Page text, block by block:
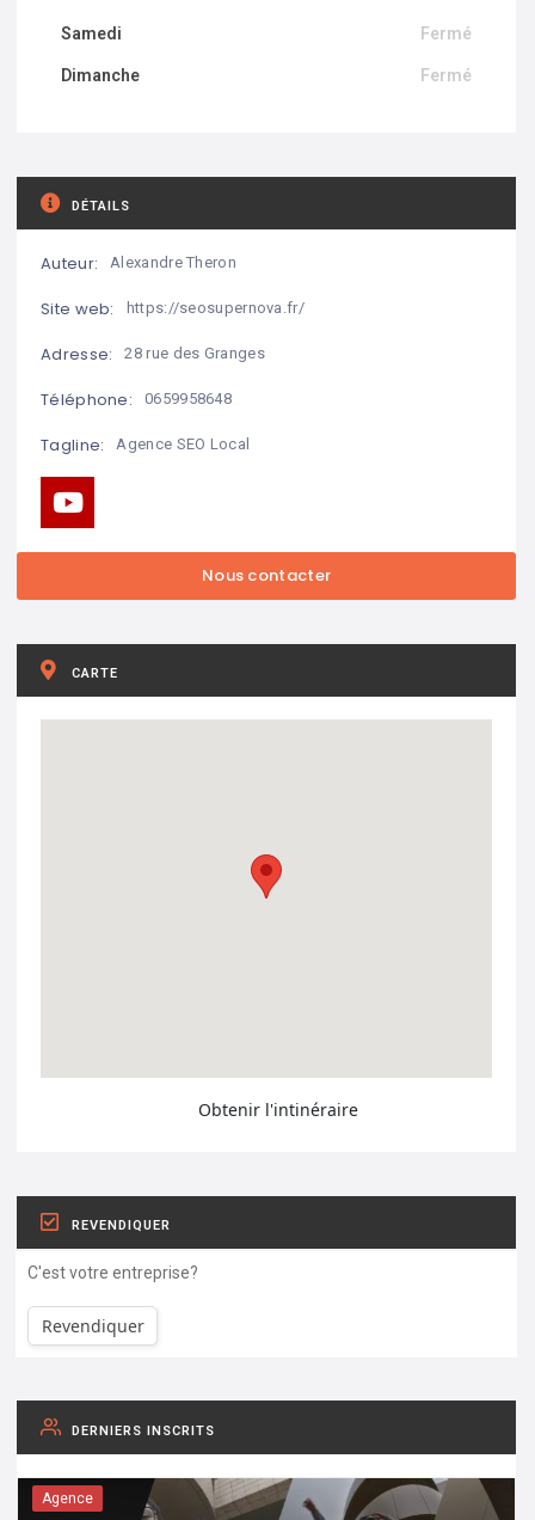
Samedi Fermé
Dimanche Fermé
DÉTAILS
Auteur: Alexandre Theron
Site web: https://seosupernova.fr/
Adresse: 28 rue des Granges
Téléphone: 0659958648
Tagline: Agence SEO Local
CARTE
Obtenir l'intinéraire
REVENDIQUER
C'est votre entreprise?
Revendiquer
DERNIERS INSCRITS
Agence